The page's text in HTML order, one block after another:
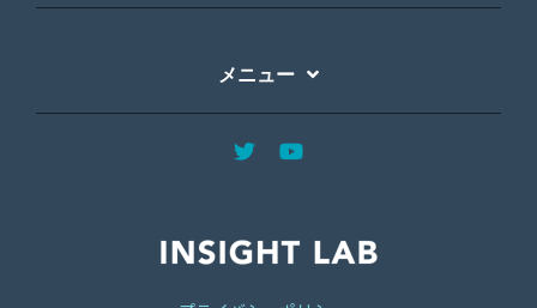
メニュー